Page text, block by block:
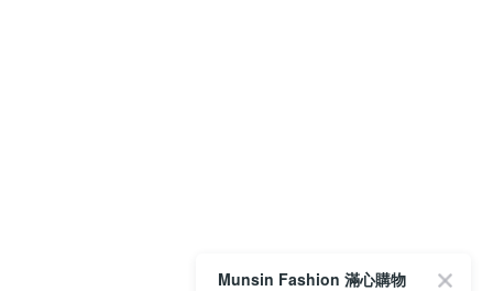
Munsin Fashion 滿心購物